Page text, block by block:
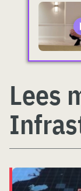
Lees